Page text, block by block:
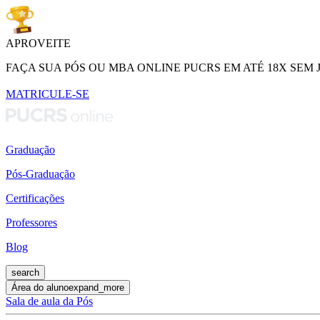
APROVEITE
FAÇA SUA PÓS OU MBA ONLINE PUCRS EM ATÉ 18X SEM
MATRICULE-SE
Graduação
Pós-Graduação
Certificações
Professores
Blog
search
Área do alunoexpand_more
Sala de aula da Pós